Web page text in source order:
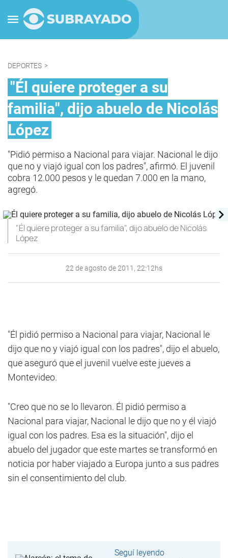
DEPORTES >
"Él quiere proteger a su
familia", dijo abuelo de Nicolás
López
"Pidió permiso a Nacional para viajar. Nacional le dijo
que no y viajó igual con los padres", afirmó. El juvenil
cobra 12.000 pesos y le quedan 7.000 en la mano,
agregó.
"Él quiere proteger a su familia", dijo abuelo de Nicolás
López
22 de agosto de 2011, 22:12hs
"Él pidió permiso a Nacional para viajar, Nacional le
dijo que no y viajó igual con los padres", dijo el abuelo,
que aseguró que el juvenil vuelve este jueves a
Montevideo.
"Creo que no se lo llevaron. Él pidió permiso a
Nacional para viajar, Nacional le dijo que no y él viajó
igual con los padres. Esa es la situación", dijo el
abuelo del jugador que este martes se transformó en
noticia por haber viajado a Europa junto a sus padres
sin el consentimiento del club.
Seguí leyendo